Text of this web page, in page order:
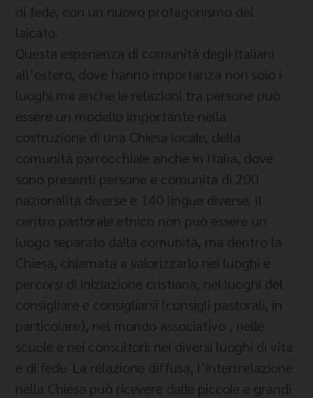
di fede, con un nuovo protagonismo del
laicato.
Questa esperienza di comunità degli italiani
all’estero, dove hanno importanza non solo i
luoghi ma anche le relazioni tra persone può
essere un modello importante nella
costruzione di una Chiesa locale, della
comunità parrocchiale anche in Italia, dove
sono presenti persone e comunità di 200
nazionalità diverse e 140 lingue diverse. Il
centro pastorale etnico non può essere un
luogo separato dalla comunità, ma dentro la
Chiesa, chiamata a valorizzarlo nei luoghi e
percorsi di iniziazione cristiana, nei luoghi del
consigliare e consigliarsi (consigli pastorali, in
particolare), nel mondo associativo , nelle
scuole e nei consultori: nei diversi luoghi di vita
e di fede. La relazione diffusa, l’interrrelazione
nella Chiesa può ricevere dalle piccole e grandi